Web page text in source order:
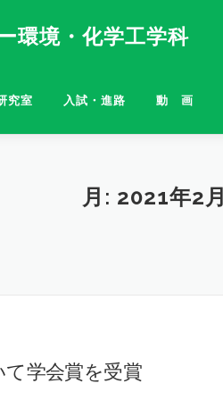
環境・化学工学科
究室 入試・進路 動 画
月: 2021年2月
て学会賞を受賞